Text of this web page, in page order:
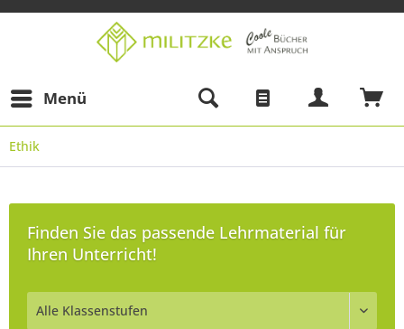
Menü
Ethik
Finden Sie das passende Lehrmaterial für
Ihren Unterricht!